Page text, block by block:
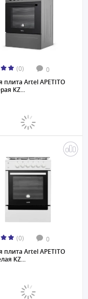
(0) 0
плита Artel APETITO
KZ...
(0) 0
плита Artel APETITO
KZ...